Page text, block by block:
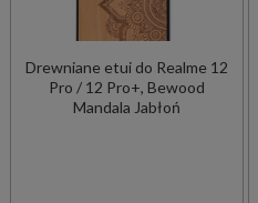
Drewniane etui do Realme 12
Pro / 12 Pro+, Bewood
Mandala Jabłoń